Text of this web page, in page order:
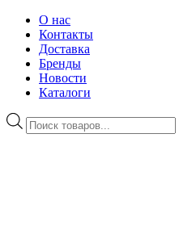
О нас
Контакты
Доставка
Бренды
Новости
Каталоги
Поиск
товаров